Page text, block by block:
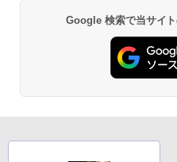
Google 検索で当サイ